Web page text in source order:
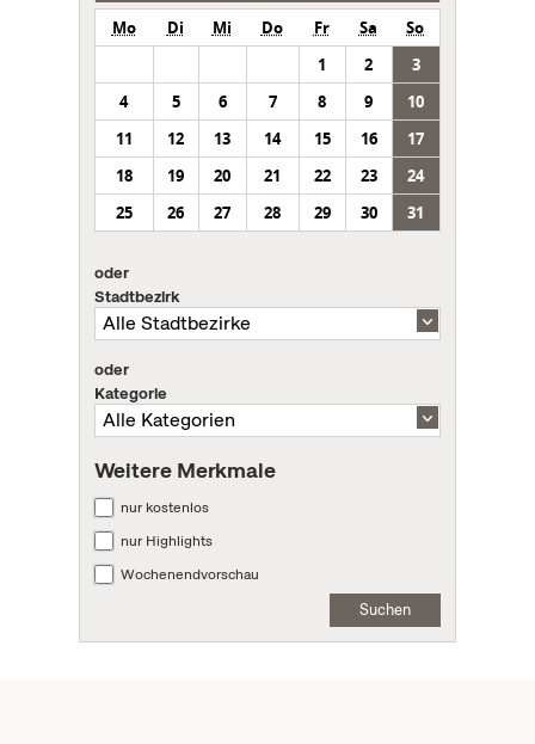
Mo Di Mi Do Fr Sa
So
1
2
3
4
5 6 7 8 9
10
11
12 13 14 15 16
17
18
19 20 21 22 23
24
25
26 27 28 29 30 31
oder
Stadtbezirk
oder
Kategorie
Weitere Merkmale
nur kostenlos
nur Highlights
Wochenendvorschau
Suchen